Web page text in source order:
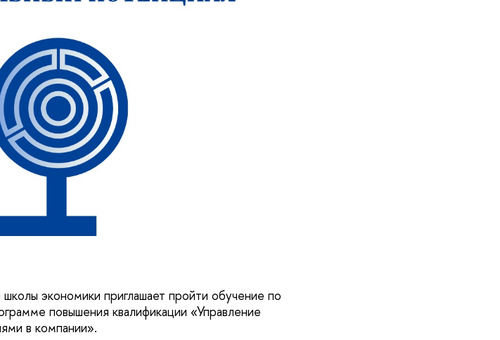
экономики приглашает пройти обучение по
повышения квалификации «Управление
в компании».